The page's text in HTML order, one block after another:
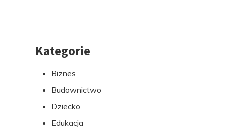
PrzejdźKategorie
Biznes
Budownictwo
Dziecko
Edukacja